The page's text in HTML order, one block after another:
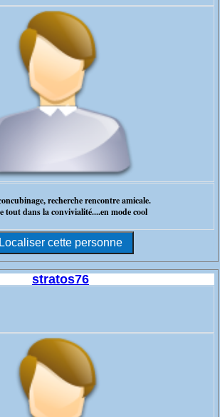
recherche rencontre amicale.
tout dans la convivialité....en mode cool
stratos76